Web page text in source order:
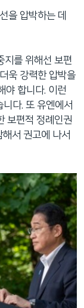
을 압박하는 데
지를 위해선 보편
욱 강력한 압박을
야 합니다. 이런
다. 또 유엔에서
보편적 정례인권
서 권고에 나서